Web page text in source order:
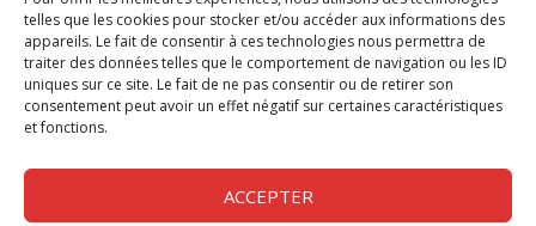
telles que les cookies pour stocker et/ou accéder aux informations des
appareils. Le fait de consentir à ces technologies nous permettra de
traiter des données telles que le comportement de navigation ou les ID
uniques sur ce site. Le fait de ne pas consentir ou de retirer son
consentement peut avoir un effet négatif sur certaines caractéristiques
et fonctions.
ACCEPTER
Chèque Compta
Chèque Emploi Spectacle
G-Pods
Profession Audio-visuel